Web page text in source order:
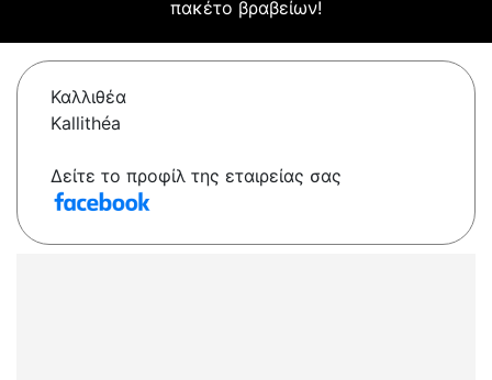
πακέτο βραβείων!
Καλλιθέα
Kallithéa
Δείτε το προφίλ της εταιρείας σας